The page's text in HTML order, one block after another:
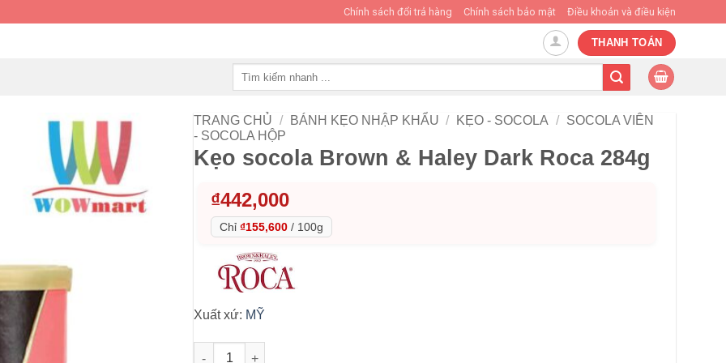
Chính sách đổi trả hàng Chính sách bảo mật Điều khoản và điều kiện
THANH TOÁN
TRANG CHỦ / BÁNH KẸO NHẬP KHẨU / KẸO - SOCOLA / SOCOLA VIÊN
- SOCOLA HỘP
Kẹo socola Brown & Haley Dark Roca 284g
₫442,000
Chỉ ₫155,600 / 100g
Xuất xứ: MỸ
Kẹo socola Brown & Haley Dark Roca 284g số lượng